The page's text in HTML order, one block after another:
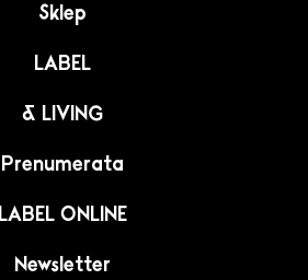
Sklep
LABEL
& LIVING
Prenumerata
LABEL ONLINE
Newsletter